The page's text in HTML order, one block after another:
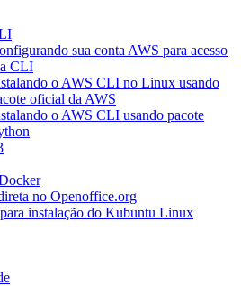
sua conta AWS para acesso
CLI
o AWS CLI no Linux usando
oficial da AWS
o AWS CLI usando pacote
no Openoffice.org
para instalação do Kubuntu Linux